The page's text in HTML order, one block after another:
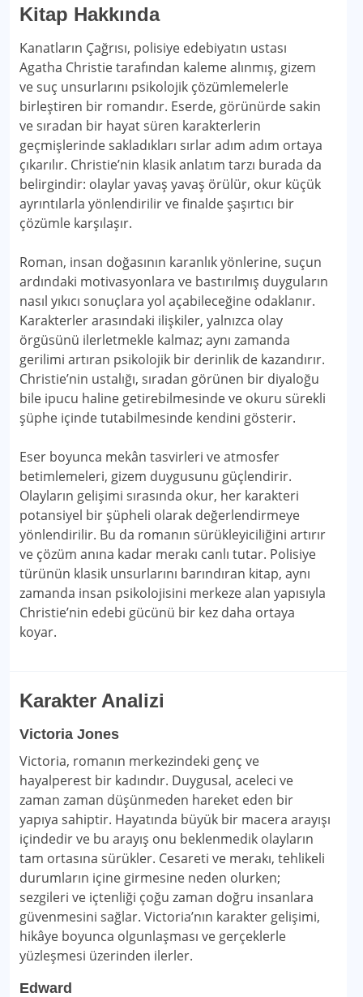
Kitap Hakkında
Kanatların Çağrısı, polisiye edebiyatın ustası
Agatha Christie tarafından kaleme alınmış, gizem
ve suç unsurlarını psikolojik çözümlemelerle
birleştiren bir romandır. Eserde, görünürde sakin
ve sıradan bir hayat süren karakterlerin
geçmişlerinde sakladıkları sırlar adım adım ortaya
çıkarılır. Christie’nin klasik anlatım tarzı burada da
belirgindir: olaylar yavaş yavaş örülür, okur küçük
ayrıntılarla yönlendirilir ve finalde şaşırtıcı bir
çözümle karşılaşır.
Roman, insan doğasının karanlık yönlerine, suçun
ardındaki motivasyonlara ve bastırılmış duyguların
nasıl yıkıcı sonuçlara yol açabileceğine odaklanır.
Karakterler arasındaki ilişkiler, yalnızca olay
örgüsünü ilerletmekle kalmaz; aynı zamanda
gerilimi artıran psikolojik bir derinlik de kazandırır.
Christie’nin ustalığı, sıradan görünen bir diyaloğu
bile ipucu haline getirebilmesinde ve okuru sürekli
şüphe içinde tutabilmesinde kendini gösterir.
Eser boyunca mekân tasvirleri ve atmosfer
betimlemeleri, gizem duygusunu güçlendirir.
Olayların gelişimi sırasında okur, her karakteri
potansiyel bir şüpheli olarak değerlendirmeye
yönlendirilir. Bu da romanın sürükleyiciliğini artırır
ve çözüm anına kadar merakı canlı tutar. Polisiye
türünün klasik unsurlarını barındıran kitap, aynı
zamanda insan psikolojisini merkeze alan yapısıyla
Christie’nin edebi gücünü bir kez daha ortaya
koyar.
Karakter Analizi
Victoria Jones
Victoria, romanın merkezindeki genç ve
hayalperest bir kadındır. Duygusal, aceleci ve
zaman zaman düşünmeden hareket eden bir
yapıya sahiptir. Hayatında büyük bir macera arayışı
içindedir ve bu arayış onu beklenmedik olayların
tam ortasına sürükler. Cesareti ve merakı, tehlikeli
durumların içine girmesine neden olurken;
sezgileri ve içtenliği çoğu zaman doğru insanlara
güvenmesini sağlar. Victoria’nın karakter gelişimi,
hikâye boyunca olgunlaşması ve gerçeklerle
yüzleşmesi üzerinden ilerler.
Edward